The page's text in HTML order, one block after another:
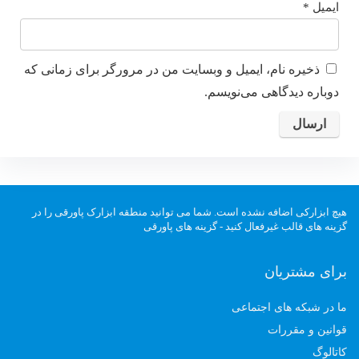
ایمیل *
ذخیره نام، ایمیل و وبسایت من در مرورگر برای زمانی که
دوباره دیدگاهی می‌نویسم.
هیچ ابزارکی اضافه نشده است. شما می توانید منطقه ابزارک پاورقی را در
گزینه های قالب غیرفعال کنید - گزینه های پاورقی
برای مشتریان
ما در شبکه های اجتماعی
قوانین و مقررات
کاتالوگ